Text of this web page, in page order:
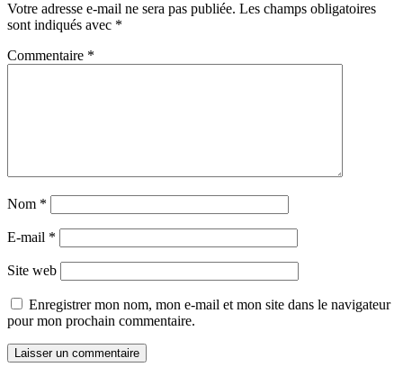
Votre adresse e-mail ne sera pas publiée. Les champs obligatoires
sont indiqués avec *
Commentaire *
Nom *
E-mail *
Site web
Enregistrer mon nom, mon e-mail et mon site dans le navigateur
pour mon prochain commentaire.